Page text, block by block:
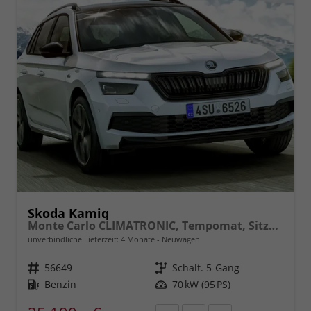
Skoda Kamiq
Monte Carlo CLIMATRONIC, Tempomat, Sitzhzg., FRONT+LANE+RAIN ASSIST, FULL LED, Bolero, Berganfahrassistent, Rückfahrkamera, KESSY, Panoramadach, Sound System, uvm.
unverbindliche Lieferzeit: 4 Monate Neuwagen
Fahrzeugnr. 56649 Getriebe Schalt. 5-Gang
Kraftstoff Benzin Leistung 70 kW (95 PS)